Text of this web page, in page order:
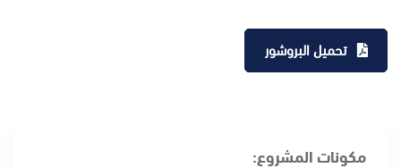
تحميل البروشور
مكونات المشروع: